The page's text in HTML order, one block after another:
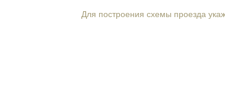
Для построения схемы проезда